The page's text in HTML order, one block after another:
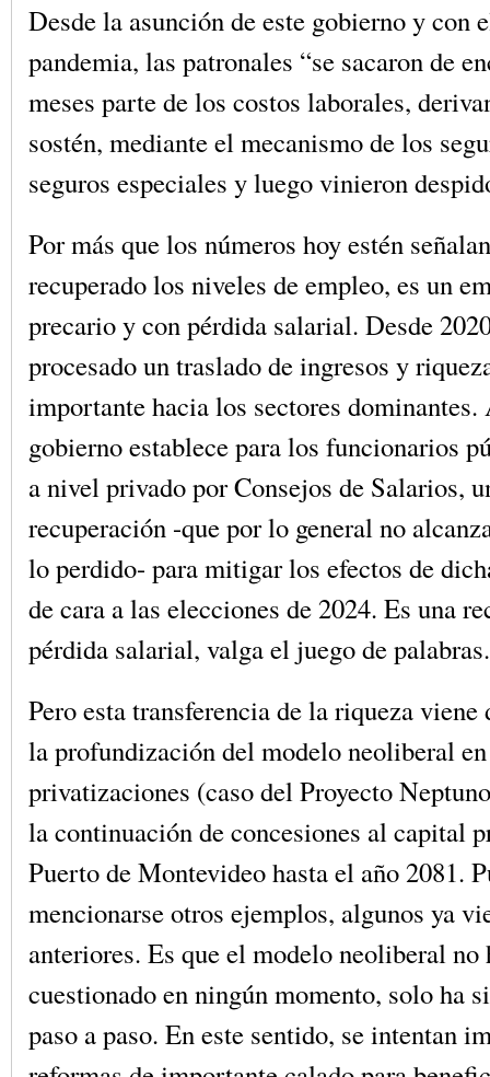
Desde la asunción de este gobierno y con
pandemia, las patronales “se sacaron de
meses parte de los costos laborales,
sostén, mediante el mecanismo de los
seguros especiales y luego vinieron
Por más que los números hoy estén
recuperado los niveles de empleo, es un
precario y con pérdida salarial. Desde
procesado un traslado de ingresos y
importante hacia los sectores dominantes.
gobierno establece para los funcionarios
a nivel privado por Consejos de Salarios,
recuperación -que por lo general no
lo perdido- para mitigar los efectos de
de cara a las elecciones de 2024. Es una
pérdida salarial, valga el juego de palabras.
Pero esta transferencia de la riqueza viene
la profundización del modelo neoliberal
privatizaciones (caso del Proyecto
la continuación de concesiones al capital
Puerto de Montevideo hasta el año 2081.
mencionarse otros ejemplos, algunos ya
anteriores. Es que el modelo neoliberal no
cuestionado en ningún momento, solo ha
paso a paso. En este sentido, se intentan